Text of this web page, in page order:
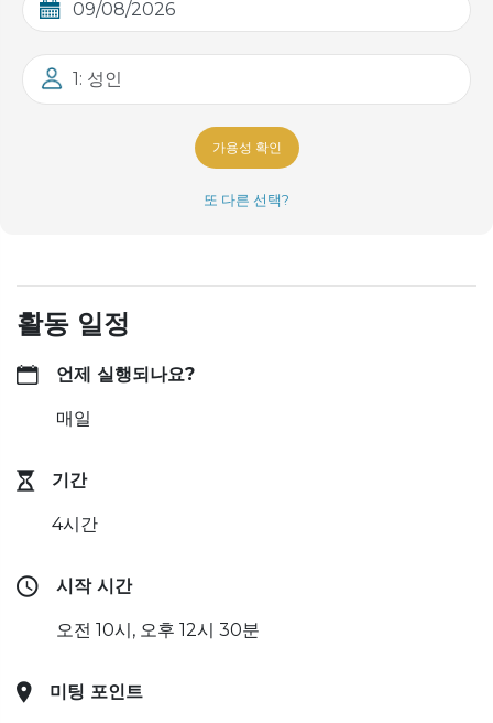
1: 성인
가용성 확인
또 다른 선택?
활동 일정
언제 실행되나요?
매일
기간
4시간
시작 시간
오전 10시, 오후 12시 30분
미팅 포인트